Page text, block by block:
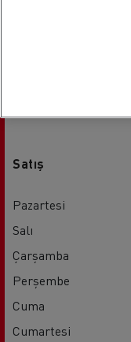
Satış
Pazartesi
Salı
Çarşamba
Perşembe
Cuma
Cumartesi